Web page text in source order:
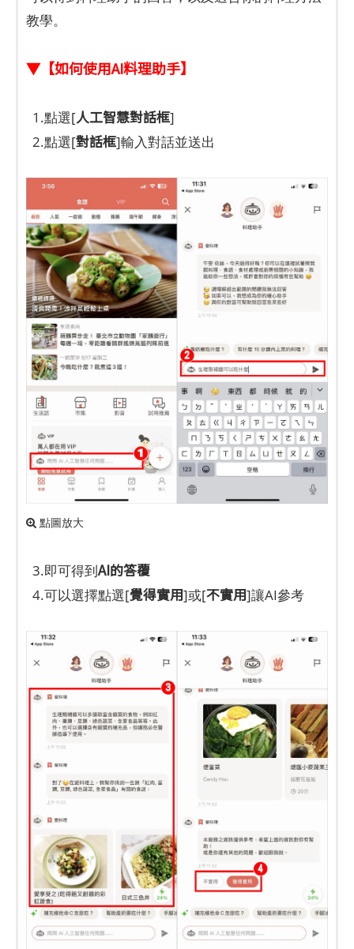
教學。
▼【如何使用AI料理助手】
1.點選[人工智慧對話框]
2.點選[對話框]輸入對話並送出
點圖放大
3.即可得到AI的答覆
4.可以選擇點選[覺得實用]或[不實用]讓AI參考